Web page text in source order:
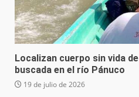
Localizan cuerpo sin vida
buscada en el río Pánuco
19 de julio de 2026